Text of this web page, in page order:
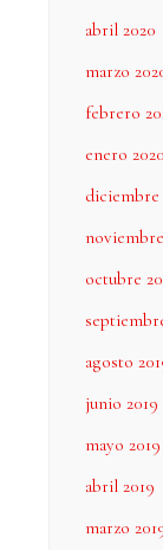
abril 2020
marzo
febrero
enero 2020
diciembre
octubre
agosto
junio 2019
mayo 2019
abril 2019
marzo